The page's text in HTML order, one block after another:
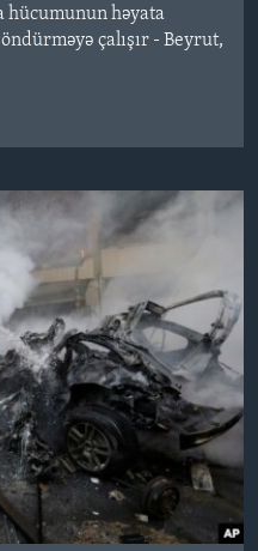
hücumunun həyata
çalışır - Beyrut,